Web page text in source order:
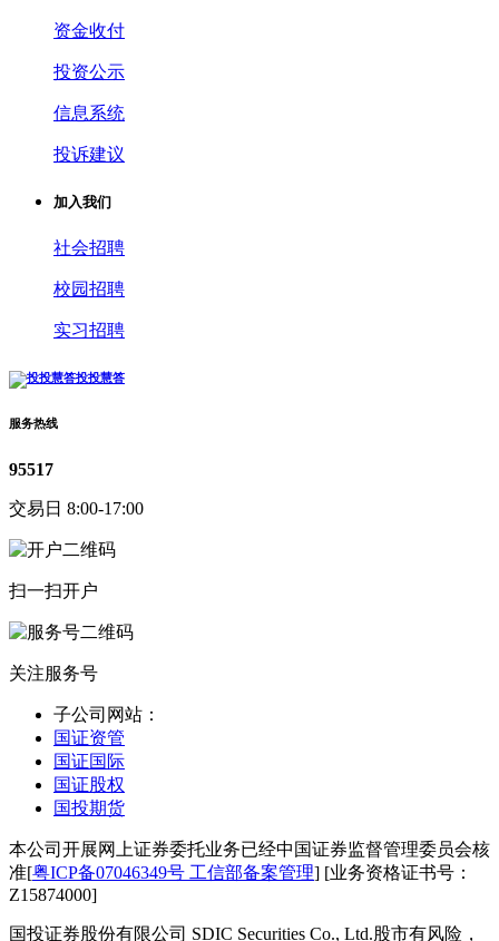
资金收付
投资公示
信息系统
投诉建议
加入我们
社会招聘
校园招聘
实习招聘
投投慧答
服务热线
95517
交易日 8:00-17:00
扫一扫开户
关注服务号
子公司网站：
国证资管
国证国际
国证股权
国投期货
本公司开展网上证券委托业务已经中国证券监督管理委员会核
准[粤ICP备07046349号 工信部备案管理] [业务资格证书号：
Z15874000]
国投证券股份有限公司 SDIC Securities Co., Ltd.股市有风险，